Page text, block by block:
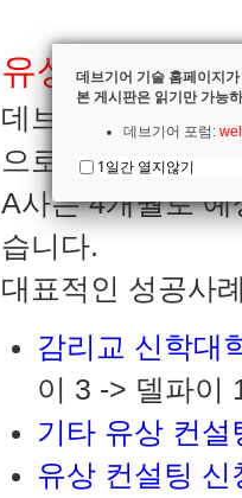
유상 컨설팅
데브기어 마이그
으로 마이그레이
A사는 4개월로
습니다.
대표적인 성공사
감리교 신학대
이 3 -> 델파이
기타 유상 컨설
유상 컨설팅
데브기어 기술 홈페이지
본 게시판은 읽기만 가능
데브기어 포럼:
1일간 열지않기